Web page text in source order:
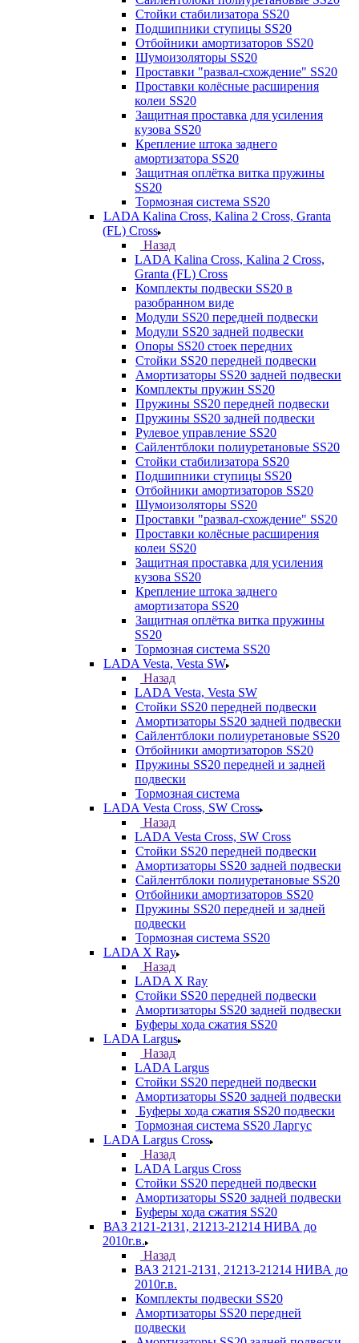
Стойки стабилизатора SS20
Подшипники ступицы SS20
Отбойники амортизаторов SS20
Шумоизоляторы SS20
Проставки "развал-схождение" SS20
Проставки колёсные расширения
колеи SS20
Защитная проставка для усиления
кузова SS20
Крепление штока заднего
амортизатора SS20
Защитная оплётка витка пружины
SS20
Тормозная система SS20
LADA Kalina Cross, Kalina 2 Cross, Granta
(FL) Cross
Назад
LADA Kalina Cross, Kalina 2 Cross,
Granta (FL) Cross
Комплекты подвески SS20 в
разобранном виде
Модули SS20 передней подвески
Модули SS20 задней подвески
Опоры SS20 стоек передних
Стойки SS20 передней подвески
Амортизаторы SS20 задней подвески
Комплекты пружин SS20
Пружины SS20 передней подвески
Пружины SS20 задней подвески
Рулевое управление SS20
Сайлентблоки полиуретановые SS20
Стойки стабилизатора SS20
Подшипники ступицы SS20
Отбойники амортизаторов SS20
Шумоизоляторы SS20
Проставки "развал-схождение" SS20
Проставки колёсные расширения
колеи SS20
Защитная проставка для усиления
кузова SS20
Крепление штока заднего
амортизатора SS20
Защитная оплётка витка пружины
SS20
Тормозная система SS20
LADA Vesta, Vesta SW
Назад
LADA Vesta, Vesta SW
Стойки SS20 передней подвески
Амортизаторы SS20 задней подвески
Сайлентблоки полиуретановые SS20
Отбойники амортизаторов SS20
Пружины SS20 передней и задней
подвески
Тормозная система
LADA Vesta Cross, SW Cross
Назад
LADA Vesta Cross, SW Cross
Стойки SS20 передней подвески
Амортизаторы SS20 задней подвески
Сайлентблоки полиуретановые SS20
Отбойники амортизаторов SS20
Пружины SS20 передней и задней
подвески
Тормозная система SS20
LADA X Ray
Назад
LADA X Ray
Стойки SS20 передней подвески
Амортизаторы SS20 задней подвески
Буферы хода сжатия SS20
LADA Largus
Назад
LADA Largus
Стойки SS20 передней подвески
Амортизаторы SS20 задней подвески
Буферы хода сжатия SS20 подвески
Тормозная система SS20 Ларгус
LADA Largus Cross
Назад
LADA Largus Cross
Стойки SS20 передней подвески
Амортизаторы SS20 задней подвески
Буферы хода сжатия SS20
ВАЗ 2121-2131, 21213-21214 НИВА до
2010г.в.
Назад
ВАЗ 2121-2131, 21213-21214 НИВА до
2010г.в.
Комплекты подвески SS20
Амортизаторы SS20 передней
подвески